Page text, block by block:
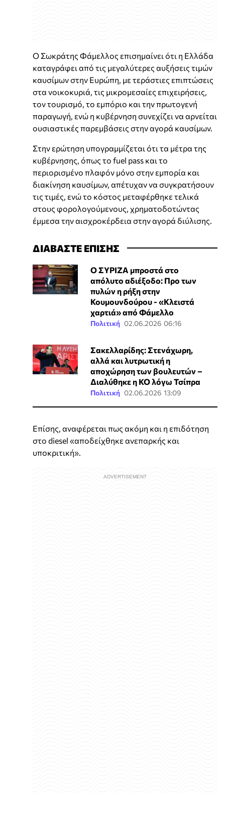
Ο Σωκράτης Φάμελλος επισημαίνει ότι η Ελλάδα
καταγράφει από τις μεγαλύτερες αυξήσεις τιμών
καυσίμων στην Ευρώπη, με τεράστιες επιπτώσεις
στα νοικοκυριά, τις μικρομεσαίες επιχειρήσεις,
τον τουρισμό, το εμπόριο και την πρωτογενή
παραγωγή, ενώ η κυβέρνηση συνεχίζει να αρνείται
ουσιαστικές παρεμβάσεις στην αγορά καυσίμων.
Στην ερώτηση υπογραμμίζεται ότι τα μέτρα της
κυβέρνησης, όπως το fuel pass και το
περιορισμένο πλαφόν μόνο στην εμπορία και
διακίνηση καυσίμων, απέτυχαν να συγκρατήσουν
τις τιμές, ενώ το κόστος μεταφέρθηκε τελικά
στους φορολογούμενους, χρηματοδοτώντας
έμμεσα την αισχροκέρδεια στην αγορά διύλισης.
ΔΙΑΒΑΣΤΕ ΕΠΙΣΗΣ
Ο ΣΥΡΙΖΑ μπροστά στο
απόλυτο αδιέξοδο: Προ των
πυλών η ρήξη στην
Κουμουνδούρου - «Κλειστά
χαρτιά» από Φάμελλο
Πολιτική 02.06.2026 06:16
Σακελλαρίδης: Στενάχωρη,
αλλά και λυτρωτική η
αποχώρηση των βουλευτών –
Διαλύθηκε η ΚΟ λόγω Τσίπρα
Πολιτική 02.06.2026 13:09
Επίσης, αναφέρεται πως ακόμη και η επιδότηση
στο diesel «αποδείχθηκε ανεπαρκής και
υποκριτική».